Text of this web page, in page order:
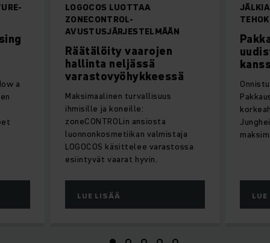
LOGOCOS LUOTTAA
ZONECONTROL-
AVUSTUSJÄRJESTELMÄÄN
Räätälöity vaarojen
hallinta neljässä
varastovyöhykkeessä
Maksimaalinen turvallisuus
ihmisille ja koneille:
zoneCONTROLin ansiosta
luonnonkosmetiikan valmistaja
LOGOCOS käsittelee varastossa
esiintyvät vaarat hyvin.
LUE LISÄÄ
a